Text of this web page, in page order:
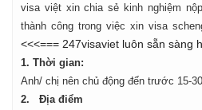
visa việt xin chia sẻ kinh nghiệm
thành công trong việc xin visa
<<<=== 247visaviet luôn sẵn sàng
1. Thời gian:
Anh/ chị nên chủ động đến trước 15-
2. Địa điểm